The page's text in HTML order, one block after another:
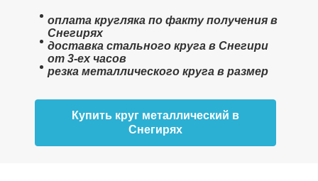
оплата кругляка по факту получения в
Снегирях
доставка стального круга в Снегири
от 3-ех часов
резка металлического круга в размер
Купить круг металлический в
Снегирях